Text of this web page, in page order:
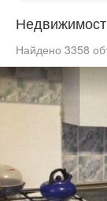
Найдено 3358